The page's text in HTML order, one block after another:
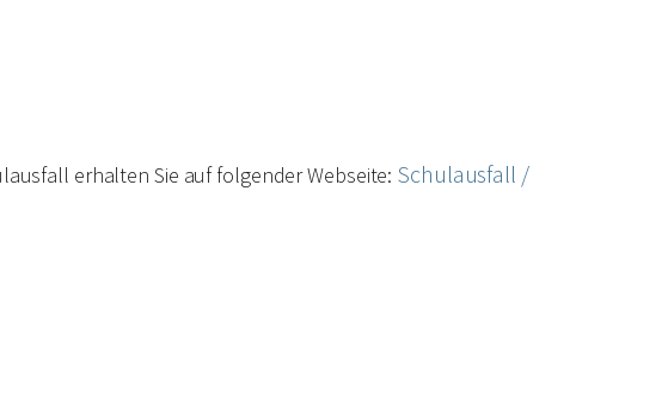
erhalten Sie auf folgender Webseite: Schulausfall /